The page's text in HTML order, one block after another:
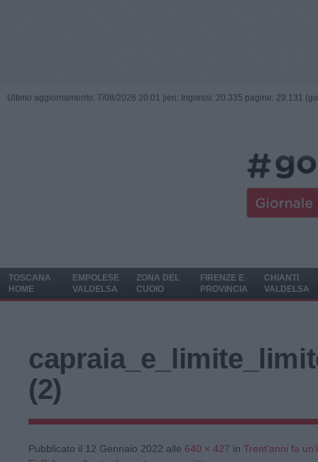
Ultimo aggiornamento: 7/08/2026 20:01 | ieri: Ingressi: 20.335 pagine: 29.131
TOSCANA
HOME
EMPOLESE
VALDELSA
ZONA DEL
CUOIO
FIRENZE E
PROVINCIA
CHIANTI
VALDELSA
(2)
Pubblicato il 12 Gennaio 2022 alle 640 × 427 in Trent'anni fa